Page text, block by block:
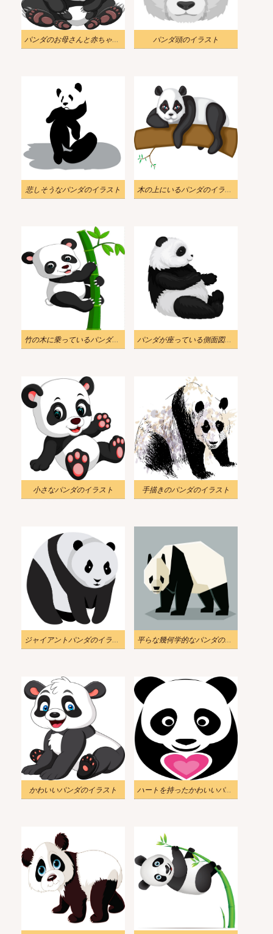
パンダのお母さんと赤ちゃんのイラスト パンダ頭のイラスト
悲しそうなパンダのイラスト 木の上にいるパンダのイラスト
竹の木に乗っているパンダのイラスト パンダが座っている側面図のイラスト
小さなパンダのイラスト 手描きのパンダのイラスト
ジャイアントパンダのイラスト 平らな幾何学的なパンダのイラスト
かわいいパンダのイラスト ハートを持ったかわいいパンダのイラスト